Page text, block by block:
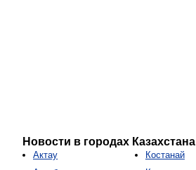
Новости в городах Казахстана
Актау
Костанай